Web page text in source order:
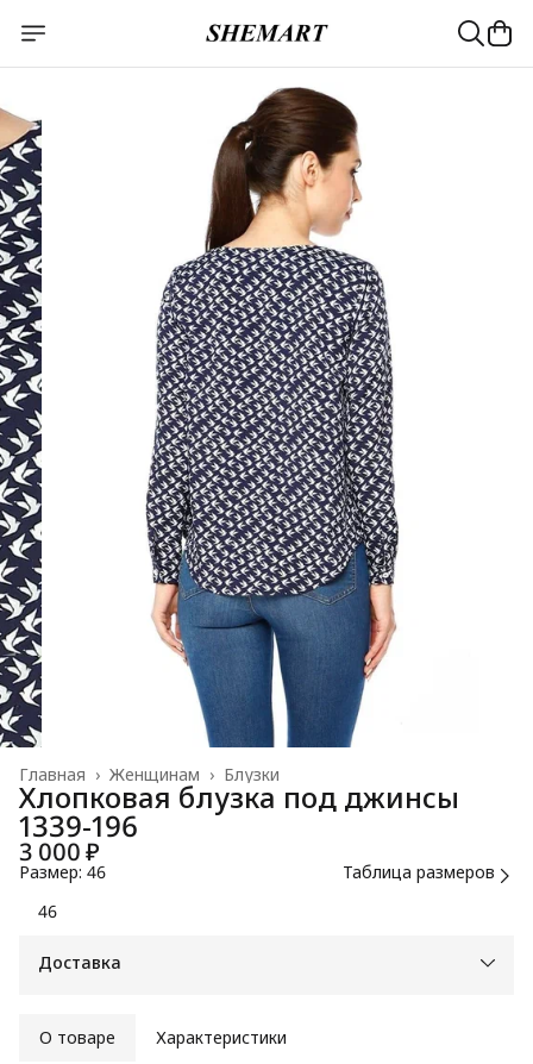
Блузки
Женщинам ›
Главная ›
Хлопковая блузка под джинсы
1339-196
3 000 ₽
Размер: 46
Таблица размеров
46
Доставка
О товаре Характеристики